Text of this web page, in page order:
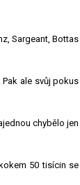
Sargeant, Bottas
ale svůj pokus
chybělo jen
50 tisícin se